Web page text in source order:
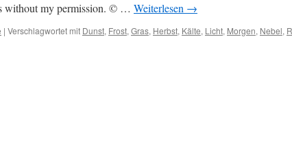
without my permission. © … Weiterlesen →
| Verschlagwortet mit Dunst, Frost, Gras, Herbst, Kälte, Licht, Morgen, Nebel,